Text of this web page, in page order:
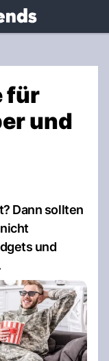
für
und
Dann sollten
und